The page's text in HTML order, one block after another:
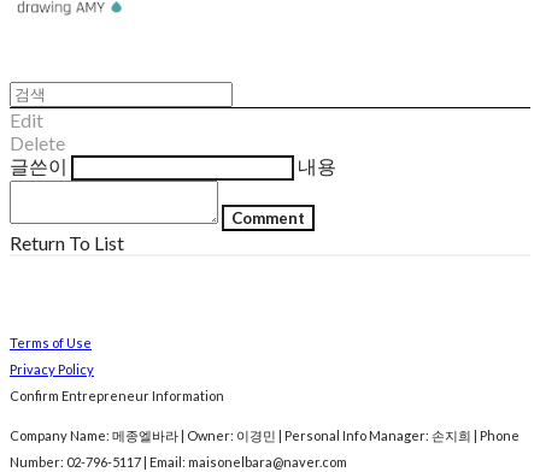
Edit
Delete
글쓴이
내용
Comment
Return To List
Terms of Use
Privacy Policy
Confirm Entrepreneur Information
Company Name: 메종엘바라 | Owner: 이경민 | Personal Info Manager: 손지희 | Phone
Number: 02-796-5117 | Email: maisonelbara@naver.com